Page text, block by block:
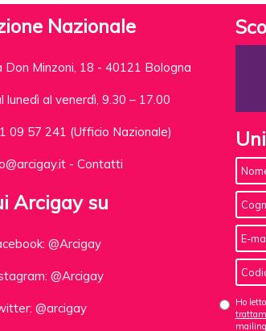
Nazionale
Don Minzoni, 18 - 40121 Bologna
lunedì al venerdì, 9.30 – 17.00
09 57 241 (Ufficio Nazionale)
- Contatti
Arcigay su
@Arcigay
@Arcigay
@arcigay
Ho